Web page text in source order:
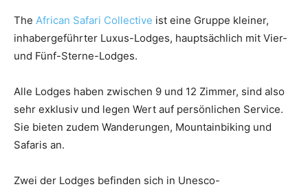
The African Safari Collective ist eine Gruppe kleiner,
inhabergeführter Luxus-Lodges, hauptsächlich mit Vier-
und Fünf-Sterne-Lodges.
Alle Lodges haben zwischen 9 und 12 Zimmer, sind also
sehr exklusiv und legen Wert auf persönlichen Service.
Sie bieten zudem Wanderungen, Mountainbiking und
Safaris an.
Zwei der Lodges befinden sich in Unesco-